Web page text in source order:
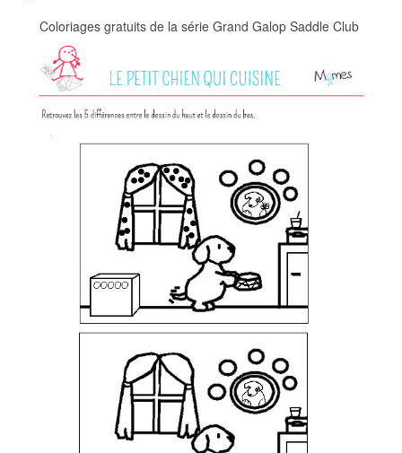
Coloriages gratuits de la série Grand Galop Saddle Club